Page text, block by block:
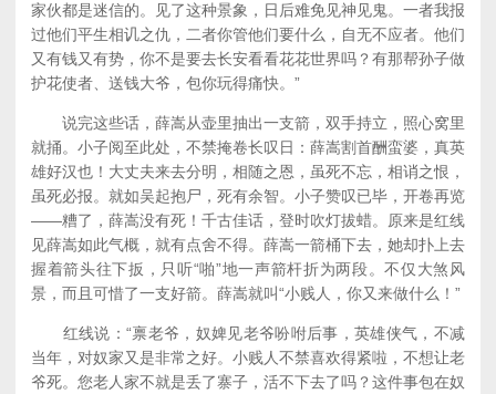
家伙都是迷信的。见了这种景象，日后难免见神见鬼。一者我报
过他们平生相讥之仇，二者你管他们要什么，自无不应者。他们
又有钱又有势，你不是要去长安看看花花世界吗？有那帮孙子做
护花使者、送钱大爷，包你玩得痛快。”
说完这些话，薛嵩从壶里抽出一支箭，双手持立，照心窝里
就捅。小子阅至此处，不禁掩卷长叹日：薛嵩割首酬蛮婆，真英
雄好汉也！大丈夫来去分明，相随之恩，虽死不忘，相诮之恨，
虽死必报。就如吴起抱尸，死有余智。小子赞叹已毕，开卷再览
——糟了，薛嵩没有死！千古佳话，登时吹灯拔蜡。原来是红线
见薛嵩如此气概，就有点舍不得。薛嵩一箭桶下去，她却扑上去
握着箭头往下扳，只听“啪”地一声箭杆折为两段。不仅大煞风
景，而且可惜了一支好箭。薛嵩就叫“小贱人，你又来做什么！”
红线说：“禀老爷，奴婢见老爷吩咐后事，英雄侠气，不减
当年，对奴家又是非常之好。小贱人不禁喜欢得紧啦，不想让老
爷死。您老人家不就是丢了寨子，活不下去了吗？这件事包在奴